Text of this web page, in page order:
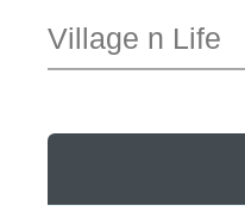
Village n Life